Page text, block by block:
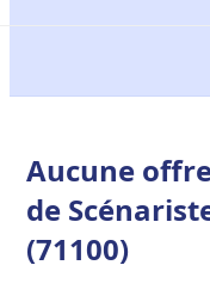
Aucune
de
(71100)